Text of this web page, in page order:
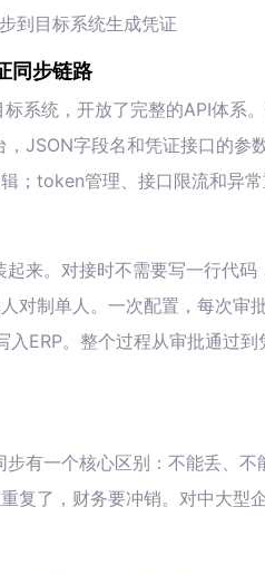
到目标系统生成凭证
同步链路
系统，开放了完整的API体系
JSON字段名和凭证接口的参
；token管理、接口限流和异
来。对接时不需要写一行代
对制单人。一次配置，每次审
ERP。整个过程从审批通过到
有一个核心区别：不能丢、
复了，财务要冲销。对中大型